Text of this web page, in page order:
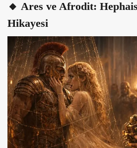
🔸 Ares ve Afrodit:
Hikayesi